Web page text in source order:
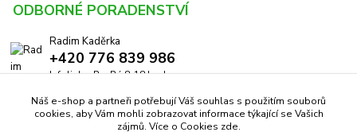
ODBORNÉ PORADENSTVÍ
Radim Kaděrka
+420 776 839 986
Infolinka: Po-Pá 8-18 hod.
info@pricniky.cz
Náš e-shop a partneři potřebují Váš souhlas s použitím souborů
cookies, aby Vám mohli zobrazovat informace týkající se Vašich
zájmů. Více o Cookies zde.